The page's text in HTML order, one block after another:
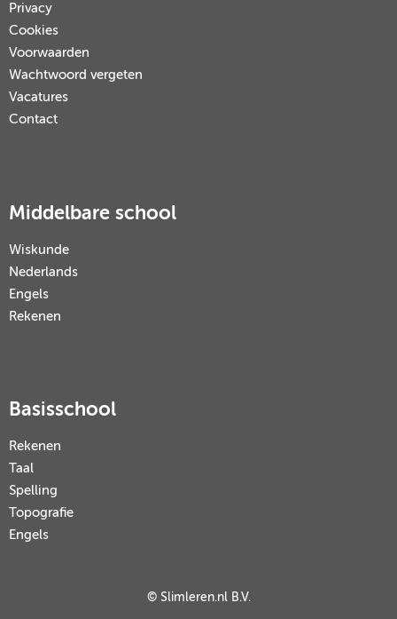
Privacy
Cookies
Voorwaarden
Wachtwoord vergeten
Vacatures
Contact
Middelbare school
Wiskunde
Nederlands
Engels
Rekenen
Basisschool
Rekenen
Taal
Spelling
Topografie
Engels
© Slimleren.nl B.V.